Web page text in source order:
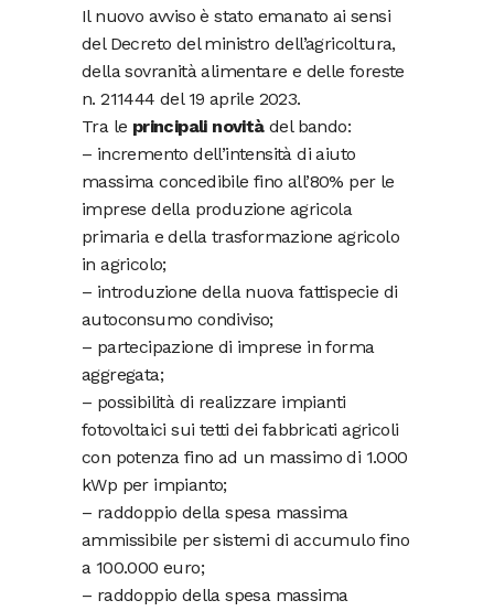
Il nuovo avviso è stato emanato ai sensi
del Decreto del ministro dell’agricoltura,
della sovranità alimentare e delle foreste
n. 211444 del 19 aprile 2023.
Tra le principali novitàdel bando:
– incremento dell’intensità di aiuto
massima concedibile fino all’80% per le
imprese della produzione agricola
primaria e della trasformazione agricolo
in agricolo;
– introduzione della nuova fattispecie di
autoconsumo condiviso;
– partecipazione di imprese in forma
aggregata;
– possibilità di realizzare impianti
fotovoltaici sui tetti dei fabbricati agricoli
con potenza fino ad un massimo di 1.000
kWp per impianto;
– raddoppio della spesa massima
ammissibile per sistemi di accumulo fino
a 100.000 euro;
– raddoppio della spesa massima